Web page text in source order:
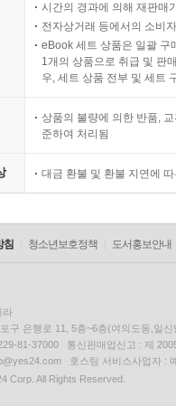
시간의 경과에 의해 재판매
전자상거래 등에서의 소비
eBook 세트 상품은 일괄 구
1개의 상품으로 취급 및 판
우, 세트 상품 전부 및 세트
상품의 불량에 의한 반품,
준하여 처리됨
대금 환불 및 환불 지연에
침 청소년보호정책 도서홍보안내
라
구 은행로 11, 5층~6층(여의도동,일신
81-37000 통신판매업신고 : 제
호스팅 서비스사업자 :
Corp. All Rights Reserved.